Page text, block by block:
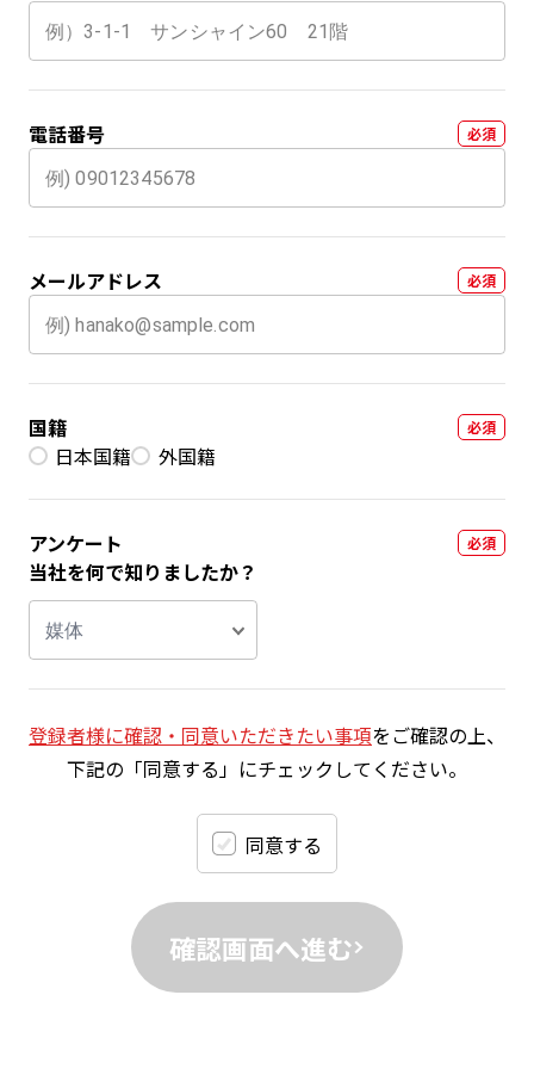
電話番号 必須
メールアドレス 必須
国籍 必須
日本国籍 外国籍
アンケート 必須
当社を何で知りましたか？
媒体
登録者様に確認・同意いただきたい事項をご確認の上、
下記の「同意する」にチェックしてください。
同意する
確認画面へ進む